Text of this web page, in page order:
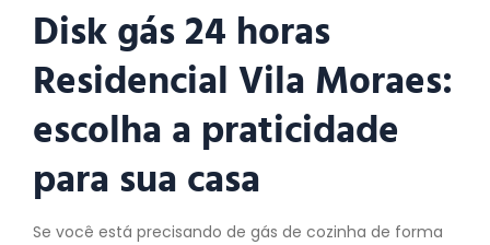
Disk gás 24 horas
Residencial Vila Moraes:
escolha a praticidade
para sua casa
Se você está precisando de gás de cozinha de forma